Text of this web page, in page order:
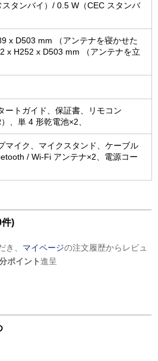
タンバイ）/ 0.5 W（CEC スタンバ
x D503 mm （アンテナを寝かせた
x H252 x D503 mm （アンテナを立
ートガイド、保証書、リモコン
）、単 4 形乾電池×2、
マイク、マイクスタンド、ケーブル
/ Wi-Fi アンテナ×2、電源コー
)
き、 マイページの注文履歴からレビュ
ポイント進呈